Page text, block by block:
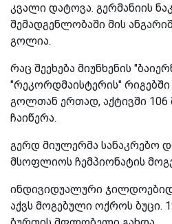
კვალი დატოვა. გერმანიის
შემადგენლობაში მის
გოლია.
რაც შეეხება მიუნხენის
"რეკორდმაისტერის" რიგებში
გოლთან ერთად, აქტივში 106
ჩაიწერა.
გერდ მიულერმა სანაკრებო
მსოფლიოს ჩემპიონატის
ინდივიდუალური
აქვს მოგებული ოქროს ბუცი.